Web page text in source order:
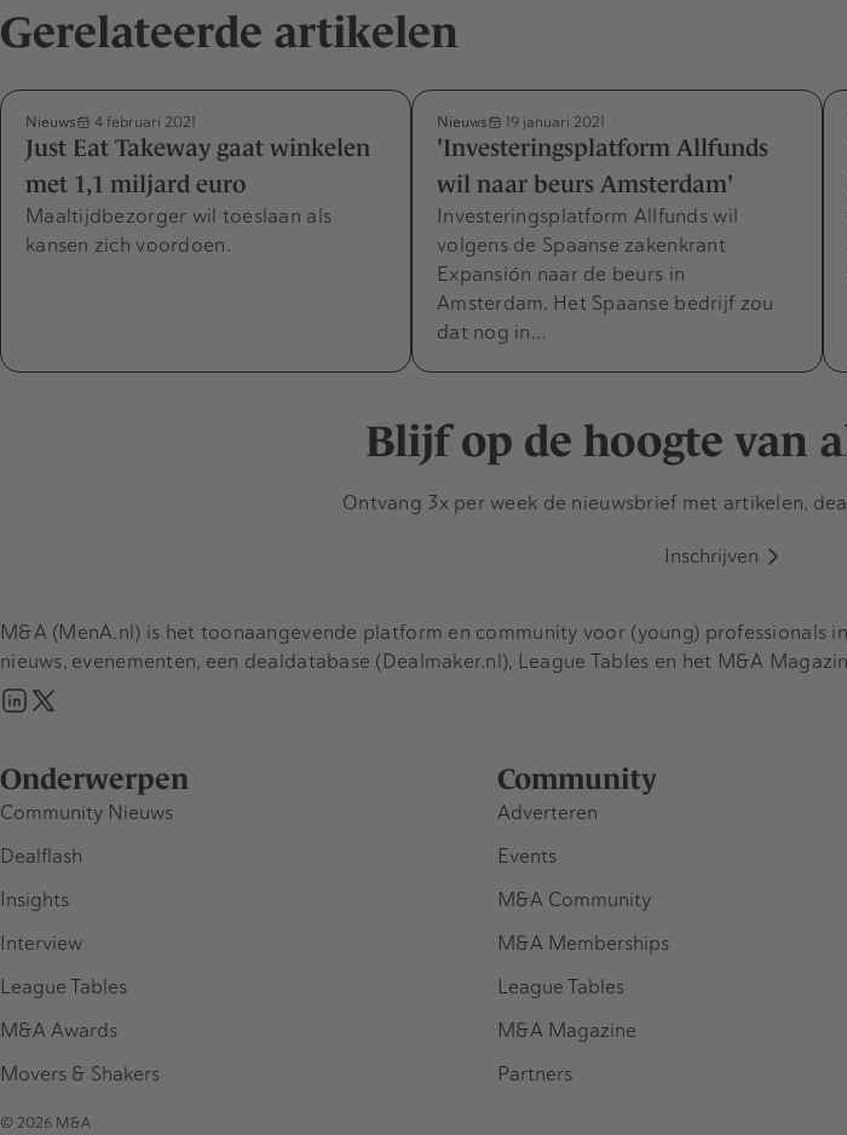
Gerelateerde artikelen
Nieuws 4 februari 2021
Just Eat Takeway gaat winkelen
met 1,1 miljard euro
Maaltijdbezorger wil toeslaan als
kansen zich voordoen.
Nieuws 19 januari 2021
'Investeringsplatform Allfunds
wil naar beurs Amsterdam'
Investeringsplatform Allfunds wil
volgens de Spaanse zakenkrant
Expansión naar de beurs in
Amsterdam. Het Spaanse bedrijf zou
dat nog in…
Blijf op de hoogte van
Ontvang 3x per week de nieuwsbrief met artikelen,
Inschrijven
Onderwerpen
Community Nieuws
Dealflash
Insights
Interview
League Tables
M&A Awards
Movers & Shakers
Community
Adverteren
Events
M&A Community
M&A Memberships
League Tables
M&A Magazine
Partners
M&A (MenA.nl) is het toonaangevende platform en community voor (young) professionals
nieuws, evenementen, een dealdatabase (Dealmaker.nl), League Tables en het M&A
© 2026 M&A